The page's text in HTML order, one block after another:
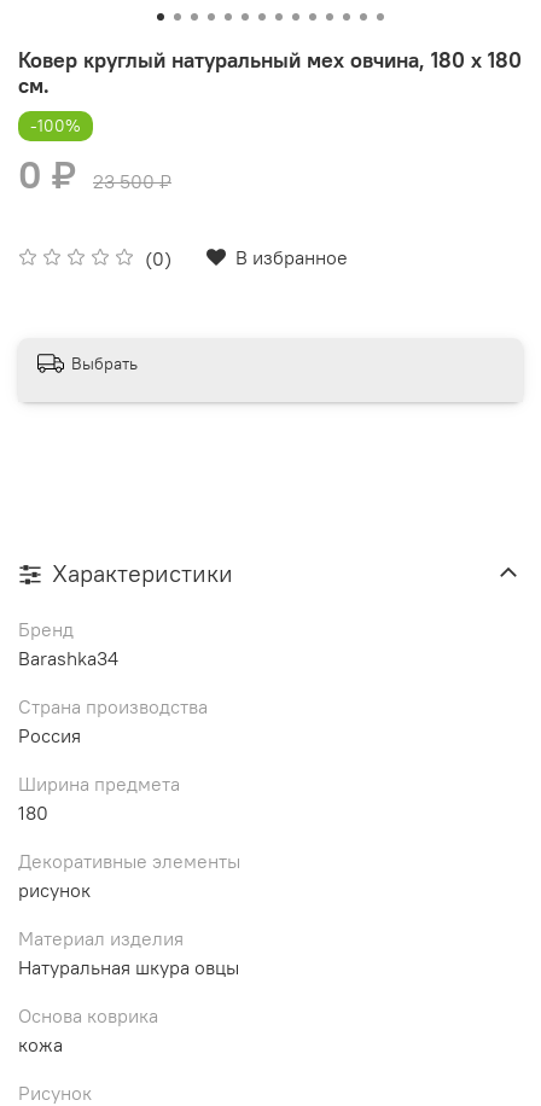
Ковер круглый натуральный мех овчина, 180 х 180
см.
(0) В избранное
-100%
0 ₽ 23 500 ₽
Выбрать
Характеристики
Бренд
Barashka34
Страна производства
Россия
Ширина предмета
180
Декоративные элементы
рисунок
Материал изделия
Натуральная шкура овцы
Основа коврика
кожа
Рисунок